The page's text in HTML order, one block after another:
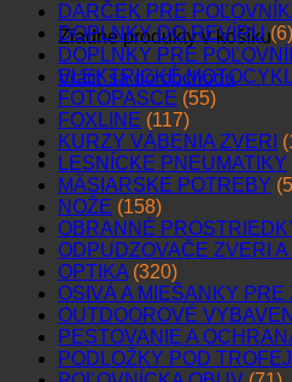
Žiadne produkty v košíku.
Vrátiť sa do obchodu
DARČEK PRE
DOPLNKY DO REVÍRU (6)
DOPLNKY PRE
ELEKTRICKÉ
FOTOPASCE (55)
FOXLINE (117)
KURZY VÁBENIA ZVERI
LESNÍCKE PNEUMATIKY
MÄSIARSKE POTREBY
NOŽE (158)
OBRANNÉ
ODPUDZOVAČE ZVERI A
OPTIKA (320)
OSIVÁ A MIEŠANKY PRE
OUTDOOROVÉ
PESTOVANIE A
PODLOŽKY POD TROFEJ